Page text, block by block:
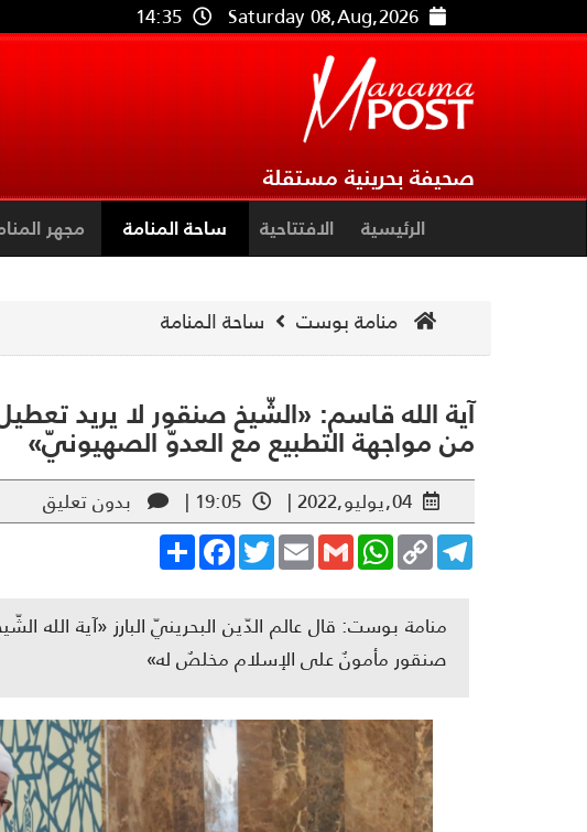
Saturday 08,Aug,2026
14:35
صحيفة بحرينية مستقلة
الرئيسية الافتتاحية ساحة المنامة مجهر
منامة بوست ساحة المنامة
آية الله قاسم: «الشّيخ صنقور لا يريد
من مواجهة التطبيع مع العدوّ الصهيونيّ»
04,يوليو,2022 | 19:05 |
بدون تعليق
Share
FacebookTwitterEmailGmail
WhatsAppCopy
Link
Telegram
منامة بوست: قال عالم الدّين البحرينيّ البارز «آية الله
صنقور مأمونٌ على الإسلام مخلصٌ له»